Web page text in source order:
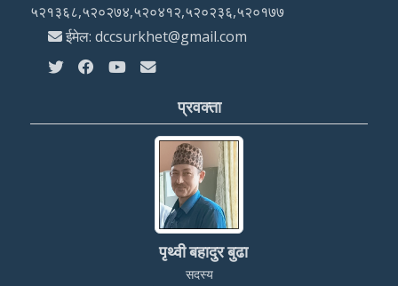
५२१३६८,५२०२७४,५२०४१२,५२०२३६,५२०१७७
ईमेल: dccsurkhet@gmail.com
प्रवक्ता
पृथ्वी बहादुर बुढा
सदस्य